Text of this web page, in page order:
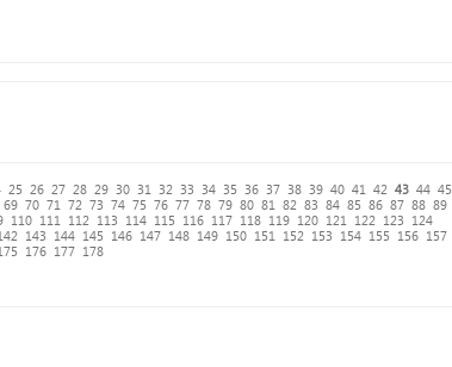
25 26 27 28 29 30 31 32 33 34 35 36 37 38 39 40 41 42 43 44 45
69 70 71 72 73 74 75 76 77 78 79 80 81 82 83 84 85 86 87 88 89
110 111 112 113 114 115 116 117 118 119 120 121 122 123
124
143 144 145 146 147 148 149 150 151 152 153 154 155 156 157
176 177 178